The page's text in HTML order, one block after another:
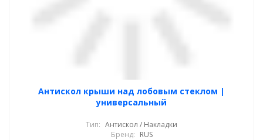
Антискол крыши над лобовым стеклом |
универсальный
Тип: Антискол / Накладки
Бренд: RUS